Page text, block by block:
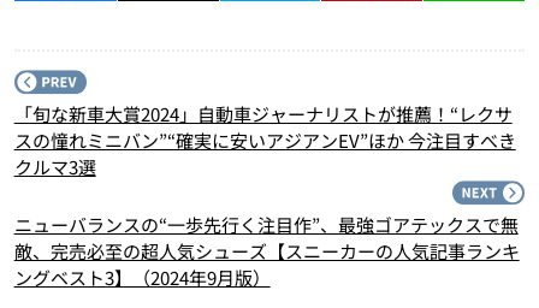
「旬な新車大賞2024」自動車ジャーナリストが推薦！“レクサ
スの憧れミニバン”“確実に安いアジアンEV”ほか 今注目すべき
クルマ3選
ニューバランスの“一歩先行く注目作”、最強ゴアテックスで無
敵、完売必至の超人気シューズ【スニーカーの人気記事ランキ
ングベスト3】（2024年9月版）